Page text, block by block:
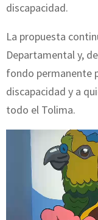
discapacidad.
La propuesta
Departamental y,
fondo permanente
discapacidad y a
todo el Tolima.